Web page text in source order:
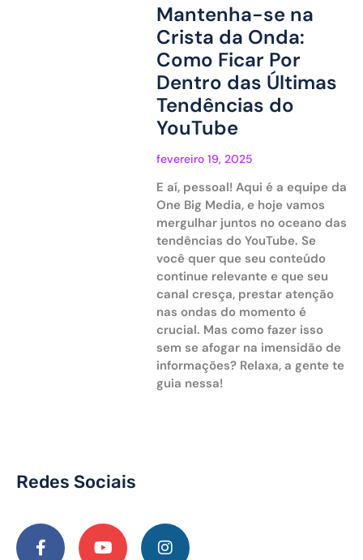
Mantenha-se na
Crista da Onda:
Como Ficar Por
Dentro das Últimas
Tendências do
YouTube
fevereiro 19, 2025
E aí, pessoal! Aqui é a equipe da
One Big Media, e hoje vamos
mergulhar juntos no oceano das
tendências do YouTube. Se
você quer que seu conteúdo
continue relevante e que seu
canal cresça, prestar atenção
nas ondas do momento é
crucial. Mas como fazer isso
sem se afogar na imensidão de
informações? Relaxa, a gente te
guia nessa!
Redes Sociais